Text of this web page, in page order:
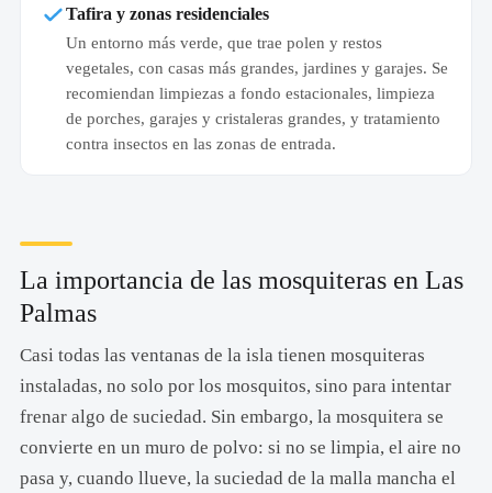
Tafira y zonas residenciales
Un entorno más verde, que trae polen y restos
vegetales, con casas más grandes, jardines y garajes. Se
recomiendan limpiezas a fondo estacionales, limpieza
de porches, garajes y cristaleras grandes, y tratamiento
contra insectos en las zonas de entrada.
La importancia de las mosquiteras en Las
Palmas
Casi todas las ventanas de la isla tienen mosquiteras
instaladas, no solo por los mosquitos, sino para intentar
frenar algo de suciedad. Sin embargo, la mosquitera se
convierte en un muro de polvo: si no se limpia, el aire no
pasa y, cuando llueve, la suciedad de la malla mancha el